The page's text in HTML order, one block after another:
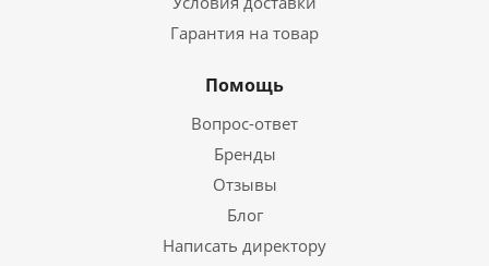
Гарантия на товар
Помощь
Вопрос-ответ
Бренды
Отзывы
Блог
Написать директору